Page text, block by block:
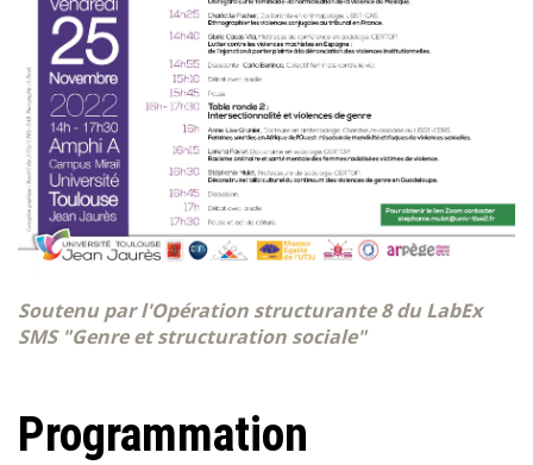
Soutenu par l'Opération structurante 8 du LabEx
SMS "Genre et structuration sociale"
Programmation